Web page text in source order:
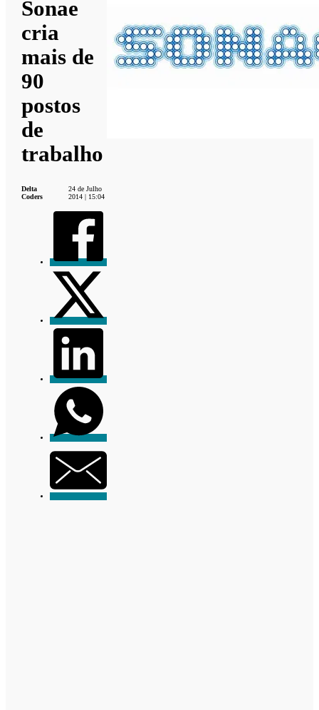
Sonae
cria
mais de
90
postos
de
trabalho
Delta
Coders
24 de Julho
2014 | 15:04